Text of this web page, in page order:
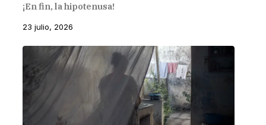
¡En fin, la hipotenusa!
23 julio, 2026